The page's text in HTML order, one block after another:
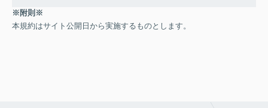
※附則※
本規約はサイト公開日から実施するものとします。